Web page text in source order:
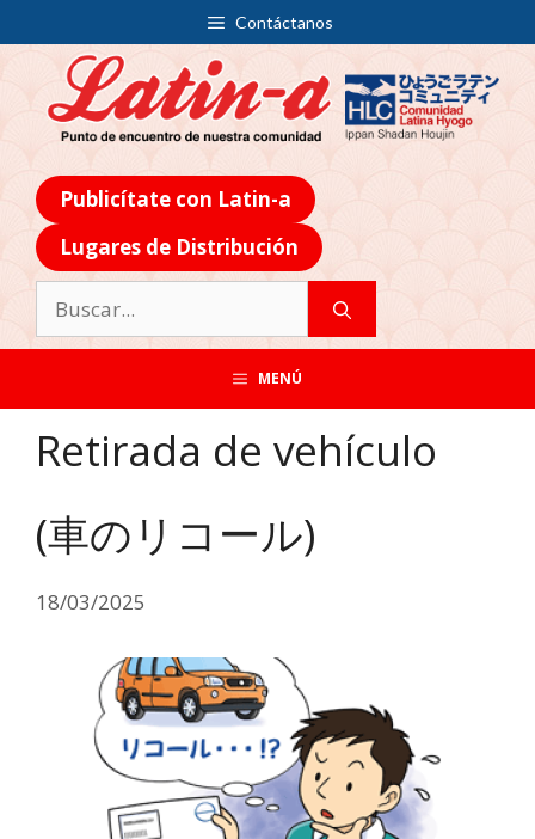
Contáctanos
Publicítate con Latin-a
Lugares de Distribución
MENÚ
Retirada de vehículo
(車のリコール)
18/03/2025